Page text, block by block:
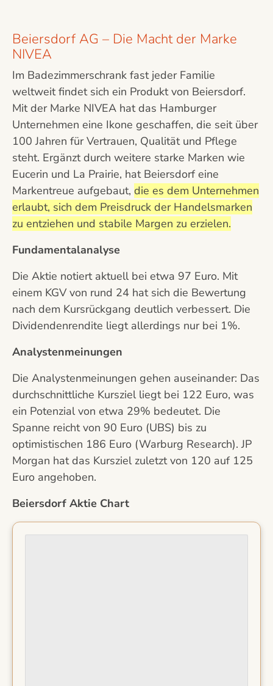
Beiersdorf AG – Die Macht der Marke
NIVEA
Im Badezimmerschrank fast jeder Familie
weltweit findet sich ein Produkt von Beiersdorf.
Mit der Marke NIVEA hat das Hamburger
Unternehmen eine Ikone geschaffen, die seit über
100 Jahren für Vertrauen, Qualität und Pflege
steht. Ergänzt durch weitere starke Marken wie
Eucerin und La Prairie, hat Beiersdorf eine
Markentreue aufgebaut, die es dem Unternehmen
erlaubt, sich dem Preisdruck der Handelsmarken
zu entziehen und stabile Margen zu erzielen.
Fundamentalanalyse
Die Aktie notiert aktuell bei etwa 97 Euro. Mit
einem KGV von rund 24 hat sich die Bewertung
nach dem Kursrückgang deutlich verbessert. Die
Dividendenrendite liegt allerdings nur bei 1%.
Analystenmeinungen
Die Analystenmeinungen gehen auseinander: Das
durchschnittliche Kursziel liegt bei 122 Euro, was
ein Potenzial von etwa 29% bedeutet. Die
Spanne reicht von 90 Euro (UBS) bis zu
optimistischen 186 Euro (Warburg Research). JP
Morgan hat das Kursziel zuletzt von 120 auf 125
Euro angehoben.
Beiersdorf Aktie Chart